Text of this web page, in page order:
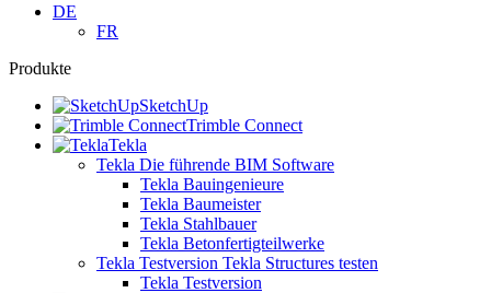
DE
FR
Produkte
SketchUp
Trimble Connect
Tekla
Tekla Die führende BIM Software
Tekla Bauingenieure
Tekla Baumeister
Tekla Stahlbauer
Tekla Betonfertigteilwerke
Tekla Testversion Tekla Structures testen
Tekla Testversion